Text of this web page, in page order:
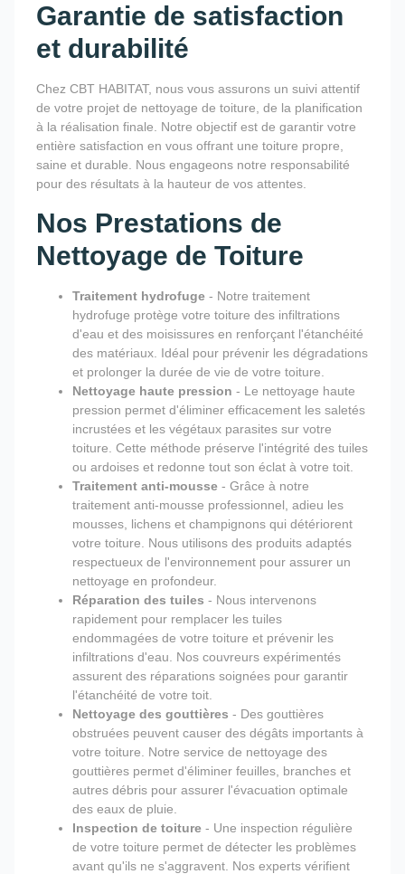
Garantie de satisfaction
et durabilité
Chez CBT HABITAT, nous vous assurons un suivi attentif
de votre projet de nettoyage de toiture, de la planification
à la réalisation finale. Notre objectif est de garantir votre
entière satisfaction en vous offrant une toiture propre,
saine et durable. Nous engageons notre responsabilité
pour des résultats à la hauteur de vos attentes.
Nos Prestations de
Nettoyage de Toiture
Traitement hydrofuge - Notre traitement
hydrofuge protège votre toiture des infiltrations
d'eau et des moisissures en renforçant l'étanchéité
des matériaux. Idéal pour prévenir les dégradations
et prolonger la durée de vie de votre toiture.
Nettoyage haute pression - Le nettoyage haute
pression permet d'éliminer efficacement les saletés
incrustées et les végétaux parasites sur votre
toiture. Cette méthode préserve l'intégrité des tuiles
ou ardoises et redonne tout son éclat à votre toit.
Traitement anti-mousse - Grâce à notre
traitement anti-mousse professionnel, adieu les
mousses, lichens et champignons qui détériorent
votre toiture. Nous utilisons des produits adaptés
respectueux de l'environnement pour assurer un
nettoyage en profondeur.
Réparation des tuiles - Nous intervenons
rapidement pour remplacer les tuiles
endommagées de votre toiture et prévenir les
infiltrations d'eau. Nos couvreurs expérimentés
assurent des réparations soignées pour garantir
l'étanchéité de votre toit.
Nettoyage des gouttières - Des gouttières
obstruées peuvent causer des dégâts importants à
votre toiture. Notre service de nettoyage des
gouttières permet d'éliminer feuilles, branches et
autres débris pour assurer l'évacuation optimale
des eaux de pluie.
Inspection de toiture - Une inspection régulière
de votre toiture permet de détecter les problèmes
avant qu'ils ne s'aggravent. Nos experts vérifient